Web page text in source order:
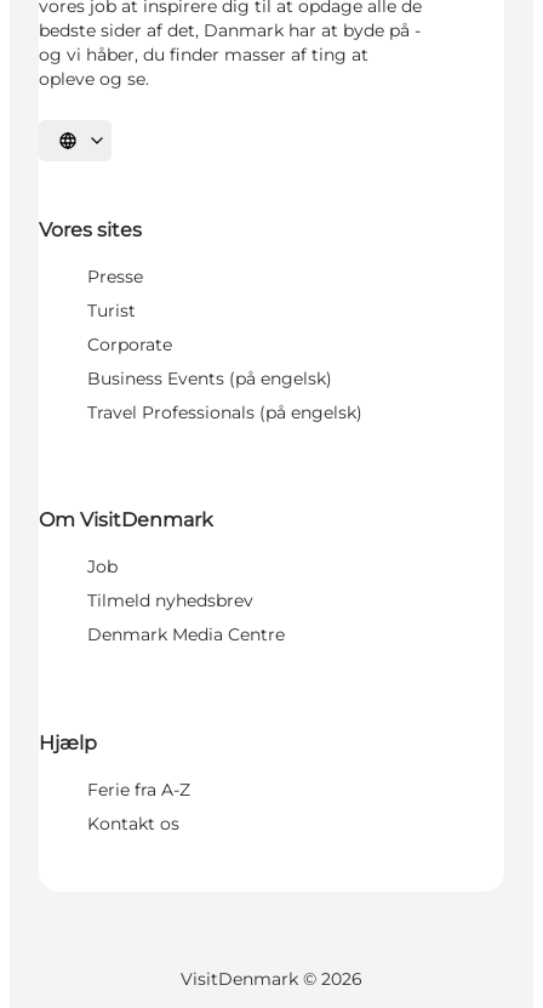
vores job at inspirere dig til at opdage alle de
bedste sider af det, Danmark har at byde på -
og vi håber, du finder masser af ting at
opleve og se.
Vælg sprog
Vores sites
Presse
Turist
Corporate
Business Events (på engelsk)
Travel Professionals (på engelsk)
Om VisitDenmark
Job
Tilmeld nyhedsbrev
Denmark Media Centre
Hjælp
Ferie fra A-Z
Kontakt os
VisitDenmark © 2026